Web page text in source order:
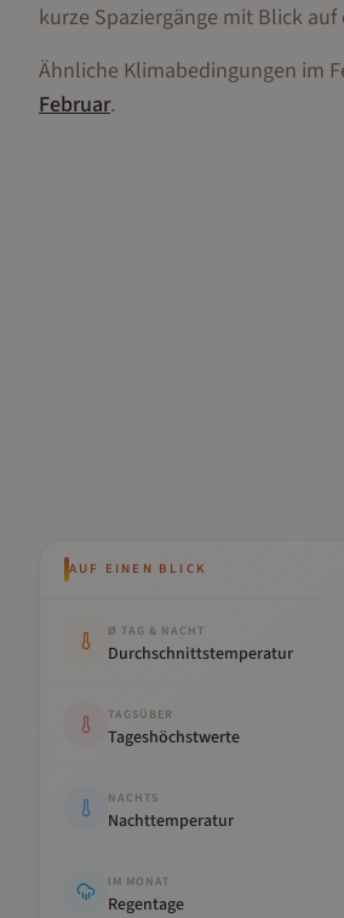
kurze Spaziergänge mit Blick
Ähnliche Klimabedingungen im
Februar.
AUF EINEN BLICK
Ø TAG & NACHT
Durchschnittstemperatur
TAGSÜBER
Tageshöchstwerte
NACHTS
Nachttemperatur
IM MONAT
Regentage